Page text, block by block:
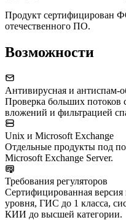
Продукт сертифицирован
отечественного ПО.
Возможности
Антивирусная и антиспам-
Проверка больших потоков
вложений и фильтрацией
Unix и Microsoft Exchange
Отдельные продукты под
Microsoft Exchange Server.
Требования регуляторов
Сертифицированная
уровня, ГИС до 1 класса,
КИИ до высшей категории.